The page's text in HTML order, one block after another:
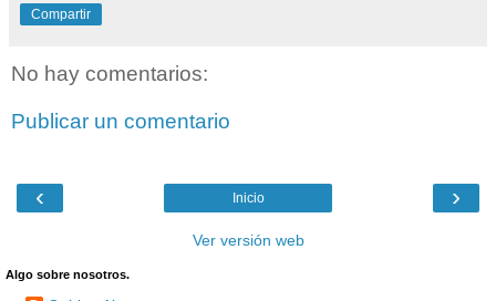
Compartir
No hay comentarios:
Publicar un comentario
‹ ›
Inicio
Ver versión web
Algo sobre nosotros.